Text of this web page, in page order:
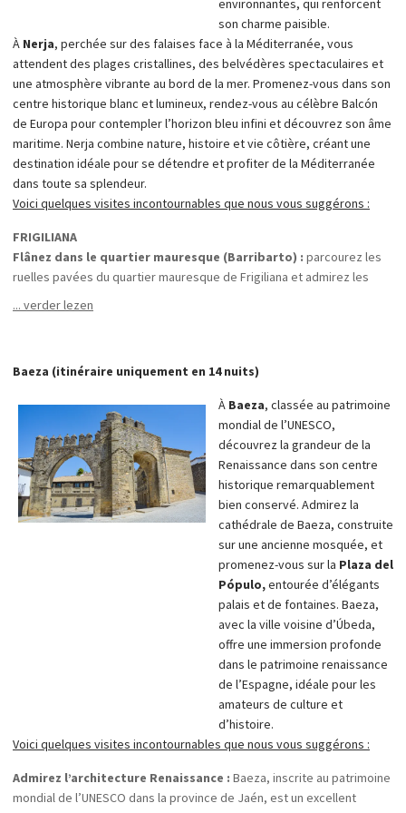
ces chevaux d’exception sont élevés et entraînés.
environnantes, qui renforcent
son charme paisible.
À Nerja, perchée sur des falaises face à la Méditerranée, vous
attendent des plages cristallines, des belvédères spectaculaires et
une atmosphère vibrante au bord de la mer. Promenez-vous dans son
centre historique blanc et lumineux, rendez-vous au célèbre Balcón
de Europa pour contempler l’horizon bleu infini et découvrez son âme
maritime. Nerja combine nature, histoire et vie côtière, créant une
destination idéale pour se détendre et profiter de la Méditerranée
dans toute sa splendeur.
Voici quelques visites incontournables que nous vous suggérons :
FRIGILIANA
Flânez dans le quartier mauresque (Barribarto) : parcourez les
ruelles pavées du quartier mauresque de Frigiliana et admirez les
mosaïques détaillées qui racontent l’histoire de la région. Les
maisons blanchies à la chaux, ornées de balcons fleuris, dégagent un
hauteur, admirez les vues spectaculaires sur la mer Méditerranée et
les montagnes environnantes, un refuge tranquille offrant des
paysages impressionnants.
Dégustez les spécialités locales :
Frigiliana est réputée pour son
vin doux de canne à sucre, connu sous le nom de « Vino de Frigiliana ».
Goûter à cette spécialité locale apporte une touche authentique à
votre visite, faisant du village un lieu idéal pour ceux qui recherchent
tradition, tranquillité et beauté naturelle.
... verder lezen
Baeza (itinéraire uniquement en 14 nuits)
À Baeza, classée au patrimoine
mondial de l’UNESCO,
découvrez la grandeur de la
Renaissance dans son centre
historique remarquablement
bien conservé. Admirez la
cathédrale de Baeza, construite
sur une ancienne mosquée, et
promenez-vous sur la Plaza del
Pópulo,entourée d’élégants
palais et de fontaines. Baeza,
avec la ville voisine d’Úbeda,
offre une immersion profonde
dans le patrimoine renaissance
de l’Espagne, idéale pour les
amateurs de culture et
d’histoire.
Voici quelques visites incontournables que nous vous suggérons :
Admirez l’architecture Renaissance : Baeza, inscrite au patrimoine
mondial de l’UNESCO dans la province de Jaén, est un excellent